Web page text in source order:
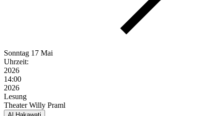
Sonntag 17 Mai
Uhrzeit:
2026
14:00
2026
Lesung
Theater Willy Praml